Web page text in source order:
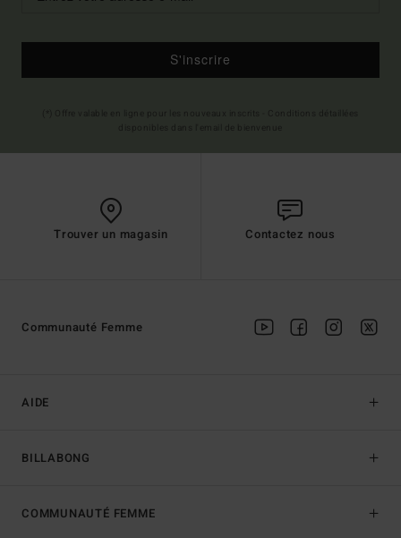
S'inscrire
Trouver un magasin Contactez nous
AIDE
BILLABONG
Communauté Femme
COMMUNAUTÉ FEMME